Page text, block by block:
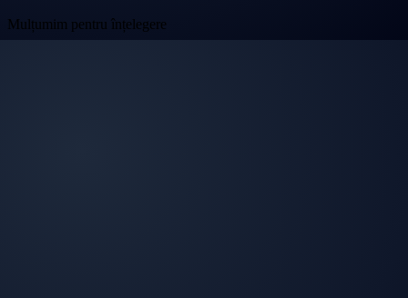
Mulțumim pentru înțelegere